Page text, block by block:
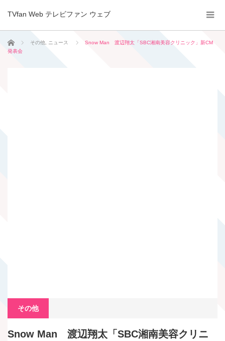
TVfan Web テレビファン ウェブ
ホーム その他 ニュース
Snow Man 渡辺翔太「SBC湘南美容クリニック」新CM
発表会
その他
Snow Man 渡辺翔太「SBC湘南美容クリニ